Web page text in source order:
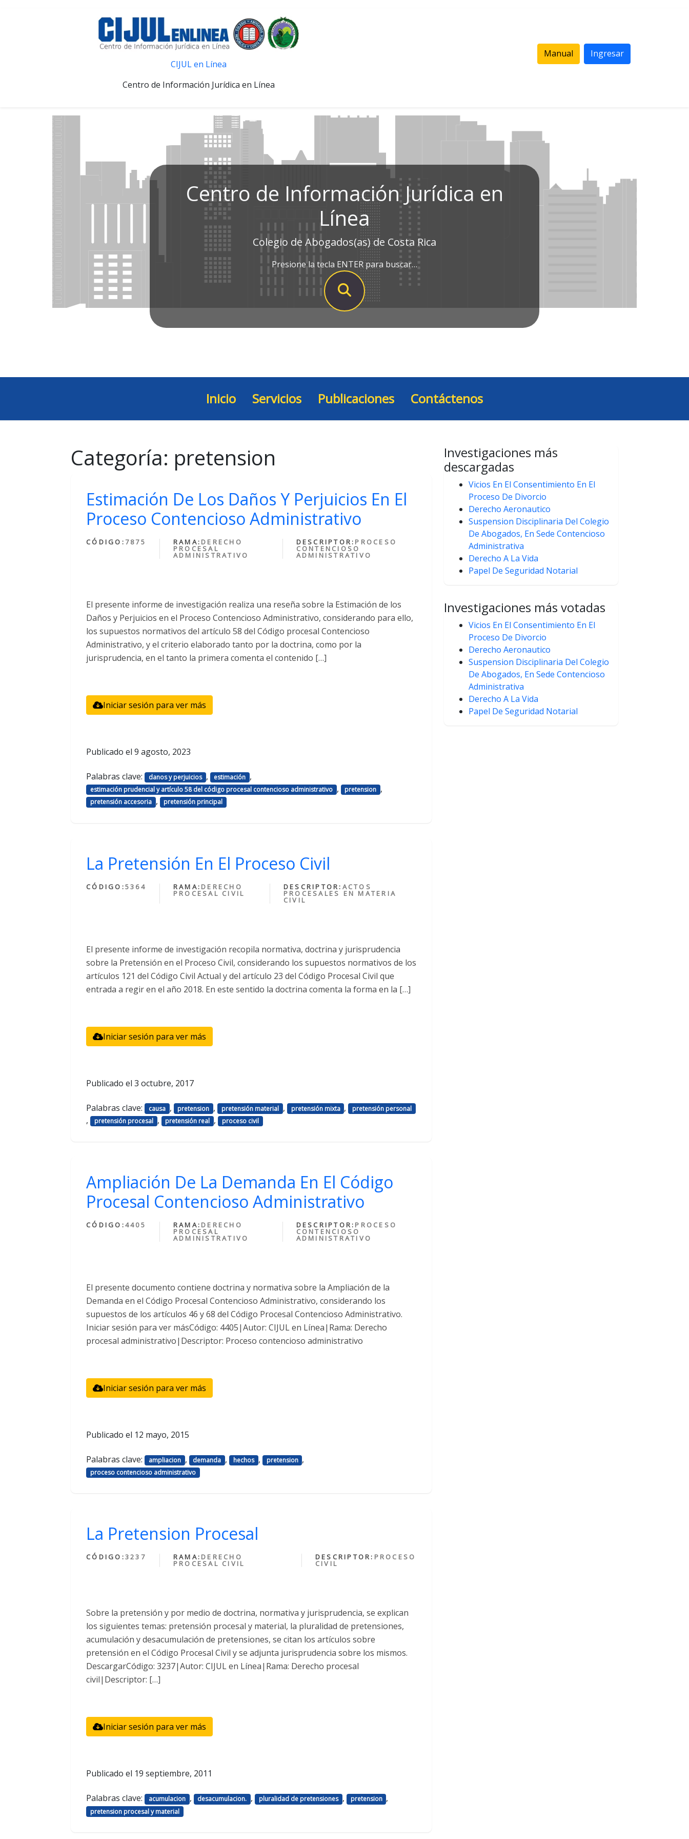
CIJUL en Línea
Centro de Información Jurídica en Línea
Manual Ingresar
Centro de Información Jurídica en
Línea
Colegio de Abogados(as) de Costa Rica
Presione la tecla ENTER para buscar…
Inicio Servicios Publicaciones Contáctenos
Categoría: pretension
Estimación De Los Daños Y Perjuicios En El
Proceso Contencioso Administrativo
CÓDIGO: 7875 RAMA: DERECHO
PROCESAL
ADMINISTRATIVO
DESCRIPTOR: PROCESO
CONTENCIOSO
ADMINISTRATIVO
El presente informe de investigación realiza una reseña sobre la Estimación de los
Daños y Perjuicios en el Proceso Contencioso Administrativo, considerando para ello,
los supuestos normativos del artículo 58 del Código procesal Contencioso
Administrativo, y el criterio elaborado tanto por la doctrina, como por la
jurisprudencia, en el tanto la primera comenta el contenido […]
Iniciar sesión para ver más
Publicado el 9 agosto, 2023
Palabras clave: danos y perjuicios , estimación ,
estimación prudencial y artículo 58 del código procesal contencioso administrativo , pretension ,
pretensión accesoria , pretensión principal
La Pretensión En El Proceso Civil
CÓDIGO:5364 RAMA: DERECHO
PROCESAL CIVIL
DESCRIPTOR: ACTOS
PROCESALES EN MATERIA
CIVIL
El presente informe de investigación recopila normativa, doctrina y jurisprudencia
sobre la Pretensión en el Proceso Civil, considerando los supuestos normativos de los
artículos 121 del Código Civil Actual y del artículo 23 del Código Procesal Civil que
entrada a regir en el año 2018. En este sentido la doctrina comenta la forma en la […]
Iniciar sesión para ver más
Publicado el 3 octubre, 2017
Palabras clave: causa , pretension , pretensión material , pretensión mixta , pretensión personal
, pretensión procesal , pretensión real , proceso civil
Ampliación De La Demanda En El Código
Procesal Contencioso Administrativo
CÓDIGO:4405 RAMA: DERECHO
PROCESAL
ADMINISTRATIVO
DESCRIPTOR: PROCESO
CONTENCIOSO
ADMINISTRATIVO
El presente documento contiene doctrina y normativa sobre la Ampliación de la
Demanda en el Código Procesal Contencioso Administrativo, considerando los
supuestos de los artículos 46 y 68 del Código Procesal Contencioso Administrativo.
Iniciar sesión para ver másCódigo: 4405|Autor: CIJUL en Línea|Rama: Derecho
procesal administrativo|Descriptor: Proceso contencioso administrativo
Iniciar sesión para ver más
Publicado el 12 mayo, 2015
Palabras clave: ampliacion , demanda , hechos , pretension ,
proceso contencioso administrativo
La Pretension Procesal
CÓDIGO:3237 RAMA: DERECHO
PROCESAL CIVIL
DESCRIPTOR: PROCESO
CIVIL
Sobre la pretensión y por medio de doctrina, normativa y jurisprudencia, se explican
los siguientes temas: pretensión procesal y material, la pluralidad de pretensiones,
acumulación y desacumulación de pretensiones, se citan los artículos sobre
pretensión en el Código Procesal Civil y se adjunta jurisprudencia sobre los mismos.
DescargarCódigo: 3237|Autor: CIJUL en Línea|Rama: Derecho procesal
civil|Descriptor: […]
Iniciar sesión para ver más
Publicado el 19 septiembre, 2011
Palabras clave: acumulacion , desacumulacion. , pluralidad de pretensiones , pretension ,
pretension procesal y material
Investigaciones más
descargadas
Vicios En El Consentimiento En El
Proceso De Divorcio
Derecho Aeronautico
Suspension Disciplinaria Del Colegio
De Abogados, En Sede Contencioso
Administrativa
Derecho A La Vida
Papel De Seguridad Notarial
Investigaciones más votadas
Vicios En El Consentimiento En El
Proceso De Divorcio
Derecho Aeronautico
Suspension Disciplinaria Del Colegio
De Abogados, En Sede Contencioso
Administrativa
Derecho A La Vida
Papel De Seguridad Notarial